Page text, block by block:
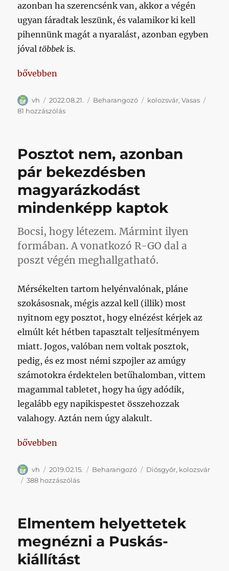
azonban ha szerencsénk van, akkor a végén
ugyan fáradtak leszünk, és valamikor ki kell
pihennünk magát a nyaralást, azonban egyben
jóval többek is.
„Távolról indított, és sehová nem érkező poszt a
bővebben
Szerző
vh Közzétéve
2022.08.21. Kategória
Beharangozó Címke
kolozsvár,Vasas
81 hozzászólásTávolról
nem
érkező
poszt
a
Vasas
elé
bejegyzéshez
Posztot nem, azonban
pár bekezdésben
magyarázkodást
mindenképp kaptok
Bocsi, hogy létezem. Mármint ilyen
formában. A vonatkozó R-GO dal a
poszt végén meghallgatható.
Mérsékelten tartom helyénvalónak, pláne
szokásosnak, mégis azzal kell (illik) most
nyitnom egy posztot, hogy elnézést kérjek az
elmúlt két hétben tapasztalt teljesítményem
miatt. Jogos, valóban nem voltak posztok,
pedig, és ez most némi szpojler az amúgy
számotokra érdektelen betűhalomban, vittem
magammal tabletet, hogy ha úgy adódik,
legalább egy napikispestet összehozzak
valahogy. Aztán nem úgy alakult.
„Posztot nem, azonban pár bekezdésben
bővebben
Szerző
vh Közzétéve
2019.02.15. Kategória
Beharangozó Címke
Diósgyőr, kolozsvár
388 hozzászólásPosztot
bekezdésben
magyarázkodást
mindenképp
kaptok
című
Elmentem helyettetek
megnézni a Puskás-
kiállítást